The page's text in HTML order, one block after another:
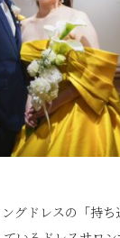
ングドレスの「持